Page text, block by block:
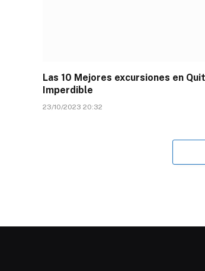
Las 10 Mejores excursiones en
Imperdible
23/10/2023 20:32